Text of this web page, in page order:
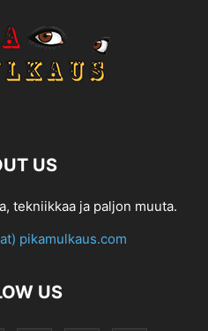
US
tekniikkaa ja paljon muuta.
pikamulkaus.com
US